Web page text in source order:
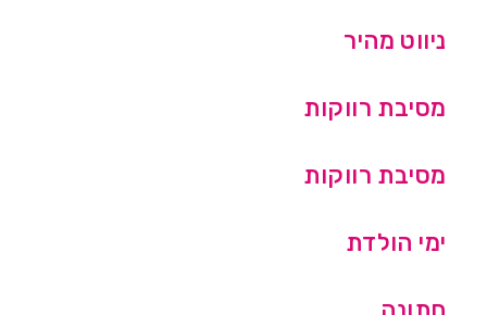
ניווט מהיר
מסיבת רווקות
מסיבת רווקות
ימי הולדת